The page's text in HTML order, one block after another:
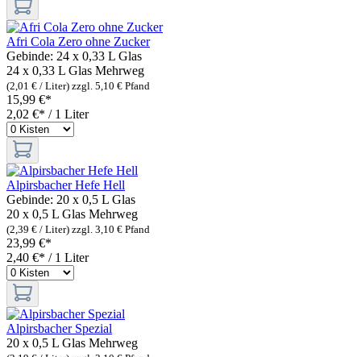
Afri Cola Zero ohne Zucker
Gebinde: 24 x 0,33 L Glas
24 x 0,33 L Glas Mehrweg
(2,01 € / Liter) zzgl. 5,10 € Pfand
15,99 €*
2,02 €* / 1 Liter
Alpirsbacher Hefe Hell
Gebinde: 20 x 0,5 L Glas
20 x 0,5 L Glas Mehrweg
(2,39 € / Liter) zzgl. 3,10 € Pfand
23,99 €*
2,40 €* / 1 Liter
Alpirsbacher Spezial
20 x 0,5 L Glas Mehrweg